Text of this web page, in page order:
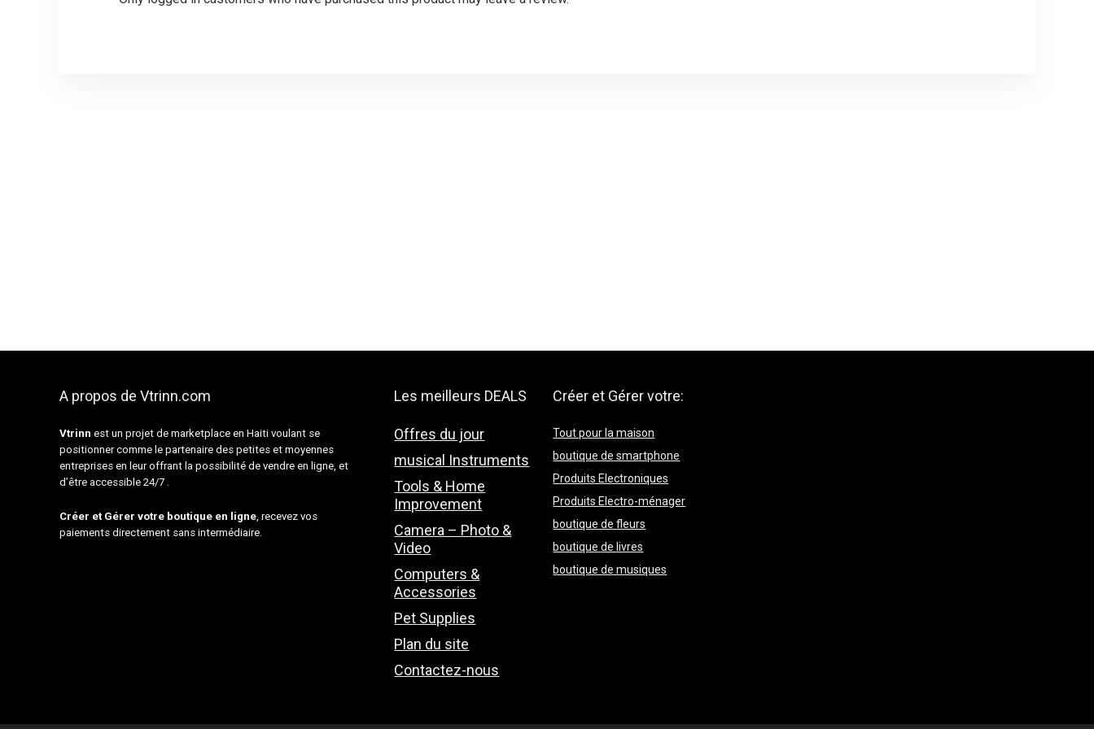
A propos de Vtrinn.com
Vtrinn est un projet de marketplace en Haiti voulant se
positionner comme le partenaire des petites et moyennes
entreprises en leur offrant la possibilité de vendre en ligne, et
d’être accessible 24/7 .
Créer et Gérer votre boutique en ligne, recevez vos
paiements directement sans intermédiaire.
Les meilleurs DEALS
Offres du jour
musical Instruments
Tools & Home
Improvement
Camera – Photo &
Video
Computers &
Accessories
Pet Supplies
Plan du site
Contactez-nous
Créer et Gérer votre:
Tout pour la maison
boutique de smartphone
Produits Electroniques
Produits Electro-ménager
boutique de fleurs
boutique de livres
boutique de musiques